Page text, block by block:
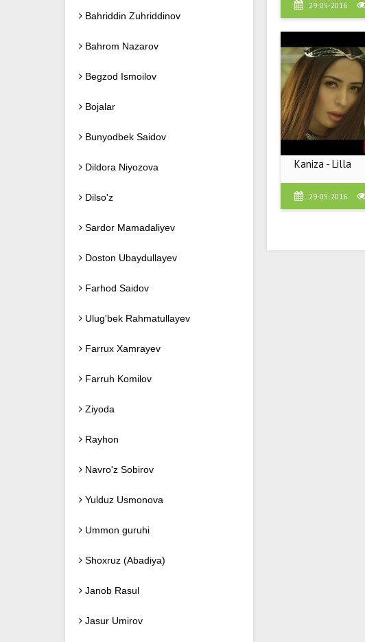
Bahriddin Zuhriddinov
Bahrom Nazarov
Begzod Ismoilov
Bojalar
Bunyodbek Saidov
Dildora Niyozova
Dilso'z
Sardor Mamadaliyev
Doston Ubaydullayev
Farhod Saidov
Ulug'bek Rahmatullayev
Farrux Xamrayev
Farruh Komilov
Ziyoda
Rayhon
Navro'z Sobirov
Yulduz Usmonova
Ummon guruhi
Shoxruz (Abadiya)
Janob Rasul
Jasur Umirov
29-05-2016
Kaniza - Lilla
29-05-2016